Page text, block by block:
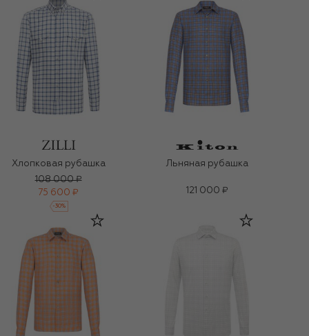
Хлопковая рубашка
108 000 ₽
75 600 ₽
-30%
Льняная рубашка
121 000 ₽